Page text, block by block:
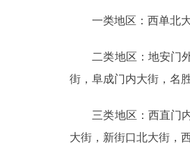
一类地区：西单北大
二类地区：地安门外
街，阜成门内大街，名
三类地区：西直门内
大街，新街口北大街，